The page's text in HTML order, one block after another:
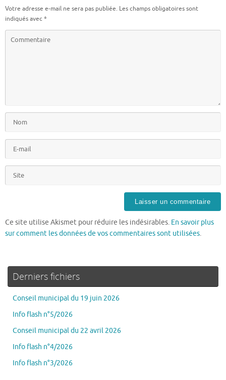
Votre adresse e-mail ne sera pas publiée. Les champs obligatoires sont
indiqués avec*
Ce site utilise Akismet pour réduire les indésirables. En savoir plus
sur comment les données de vos commentaires sont utilisées.
Derniers fichiers
Conseil municipal du 19 juin 2026
Info flash n°5/2026
Conseil municipal du 22 avril 2026
Info flash n°4/2026
Info flash n°3/2026